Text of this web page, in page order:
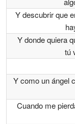
Y descubrir que
Y donde quiera
tú
Y como un ángel
Cuando me